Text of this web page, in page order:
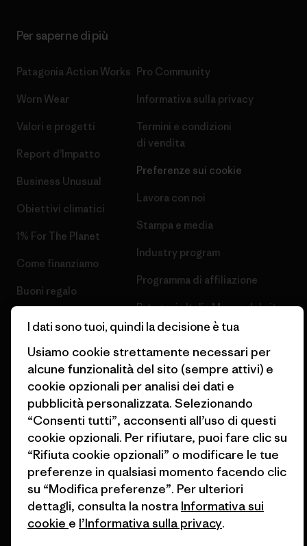
Per saperne di più
Patagonia Action Works
Worn Wear
Valori e progetti
Report d’Impatto
Business Unusual
Obiettivi climatici
1% For The Planet
Come finanziamo
Buoni regalo
Pro Community
Informativa sulla privacy
Termini e condizioni
di vendita
Preferenze sui cookie
Lavora con noi
Stampa e media
Industry program
Programma di affiliazione
Patagonia Italia Mappa del sito
© 2026 Patagonia, Inc. All Rights Reserved.
I dati sono tuoi, quindi la decisione è tua
Usiamo cookie strettamente necessari per
alcune funzionalità del sito (sempre attivi) e
cookie opzionali per analisi dei dati e
pubblicità personalizzata. Selezionando
“Consenti tutti”, acconsenti all’uso di questi
cookie opzionali. Per rifiutare, puoi fare clic su
“Rifiuta cookie opzionali” o modificare le tue
preferenze in qualsiasi momento facendo clic
su “Modifica preferenze”. Per ulteriori
dettagli, consulta la nostra Informativa sui
cookie e l’Informativa sulla privacy.